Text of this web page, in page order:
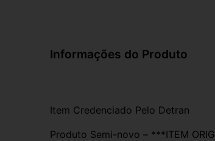
Informações do Produto
Item Credenciado Pelo Detran
Produto Semi-novo – ***ITEM